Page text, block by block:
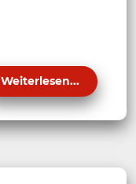
Weiterlesen...